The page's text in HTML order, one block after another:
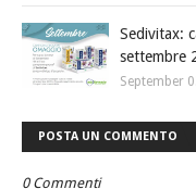
Sedivitax:
settembre
September
POSTA UN COMMENTO
0 Commenti